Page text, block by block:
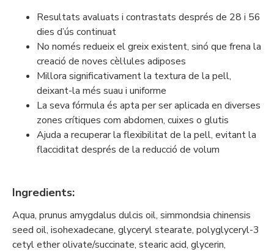
Resultats avaluats i contrastats després de 28 i 56
dies d’ús continuat
No només redueix el greix existent, sinó que frena la
creació de noves cèl·lules adiposes
Millora significativament la textura de la pell,
deixant-la més suau i uniforme
La seva fórmula és apta per ser aplicada en diverses
zones crítiques com abdomen, cuixes o glutis
Ajuda a recuperar la flexibilitat de la pell, evitant la
flacciditat després de la reducció de volum
Ingredients:
Aqua, prunus amygdalus dulcis oil, simmondsia chinensis
seed oil, isohexadecane, glyceryl stearate, polyglyceryl-3
cetyl ether olivate/succinate, stearic acid, glycerin,